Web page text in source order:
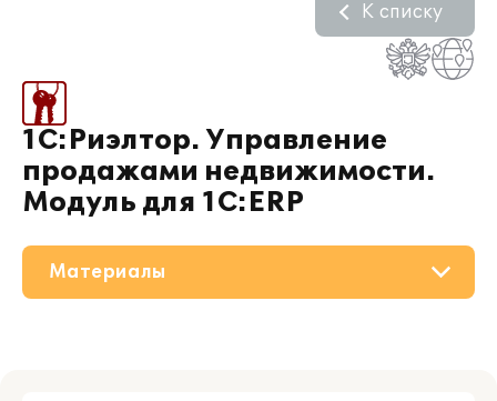
1С:Риэлтор. Управление
продажами недвижимости.
Модуль для 1С:ERP
К списку
Материалы